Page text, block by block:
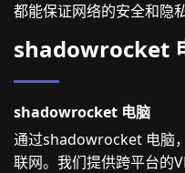
都能保证网络的安全和隐私
shadowrocket
shadowrocket 电脑
通过shadowrocket 电脑
联网。我们提供跨平台的